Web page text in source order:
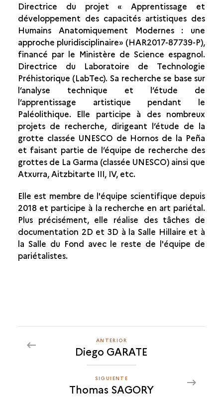
ÉVELYNE DEBARD
HÉLÈNE VALLADAS
DOMINIQUE GENTY
JEAN-JACQUES DELANNOY
PHILIPPE FOSSE
MICHEL PHILIPPE
NICOLAS LATEUR
LAURA LOUMAN
ANTOINE LAURENT
JEAN-BAPTISTE FOURVEL
DIEGO GARATE
OLIVIA RIVERO
THOMAS SAGORY
NICOLAS FREREBEAU
PHILIPPE WALTER
Directrice du projet « Apprentissage et
développement des capacités artistiques des
Humains Anatomiquement Modernes : une
approche pluridisciplinaire» (HAR2017-87739-P),
financé par le Ministère de Science espagnol.
Directrice du Laboratoire de Technologie
Préhistorique (LabTec). Sa recherche se base sur
l’analyse technique et l’étude de
l’apprentissage artistique pendant le
Paléolithique. Elle participe à des nombreux
projets de recherche, dirigeant l’étude de la
grotte classée UNESCO de Hornos de la Peña
et faisant partie de l’équipe de recherche des
grottes de La Garma (classée UNESCO) ainsi que
Atxurra, Aitzbitarte III, IV, etc.
Elle est membre de l'équipe scientifique depuis
2018 et participe à la recherche en art pariétal.
Plus précisément, elle réalise des tâches de
documentation 2D et 3D à la Salle Hillaire et à
la Salle du Fond avec le reste de l'équipe de
pariétalistes.
ANTERIOR
THOMAS
SAGORY
ANTERIOR
Diego GARATE
SIGUIENTE
THOMAS
SIGUIENTE
Thomas SAGORY